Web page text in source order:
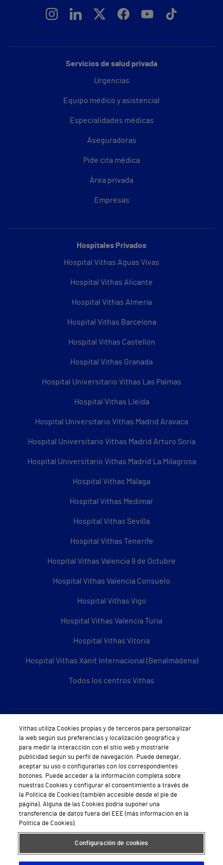
Servicios de salud privada
Urgencias
Equipo médico y asistencial
Especialidades médicas
Aseguradoras
Pide cita médica
Área privada
Empresas
Hospitales Privados
Hospital Vithas Aguas Vivas
Hospital Vithas Alicante
Hospital Vithas Almería
Hospital Vithas Barcelona
Hospital Vithas Castellón
Hospital Vithas Granada
Hospital Universitario Vithas Las Palmas
Hospital Vithas Lleida
Hospital Universitario Vithas Madrid Aravaca
Hospital Universitario Vithas Madrid Arturo Soria
Hospital Universitario Vithas Madrid La Milagrosa
Hospital Vithas Málaga
Hospital Vithas Medimar
Hospital Vithas Sevilla
Hospital Vithas Tenerife
Hospital Vithas Valencia 9 de Octubre
Hospital Vithas Valencia Consuelo
Hospital Vithas Vigo
Hospital Vithas Valencia Turia
Hospital Vithas Vitoria
Hospital Vithas Xanit Internacional (Benalmádena)
Todos los centros Vithas
Sobre Vithas
Quiénes somos
Trabajar en Vithas
Teléfono Cita Médica
Teléfono Atención al Cliente
Política de seguridad y salud en el trabajo
Conoce a Supervita
Vithas utiliza Cookies propias y de terceros para personalizar
la web según sus preferencias y localización geográfica y
para medir la interacción con el sitio web y mostrarle
publicidad según su perfil de navegación. Puede denegar,
aceptar su uso o configurarlas con los correspondientes
botones. Puede acceder a la información completa sobre
nuestras Cookies y configurar el consentimiento a través de
la Política de Cookies (también accesible desde el pie de
página). Alguna de las Cookies podría suponer una
transferencia de datos fuera del EEE (más información en la
Política de Cookies).
Configuración de cookies